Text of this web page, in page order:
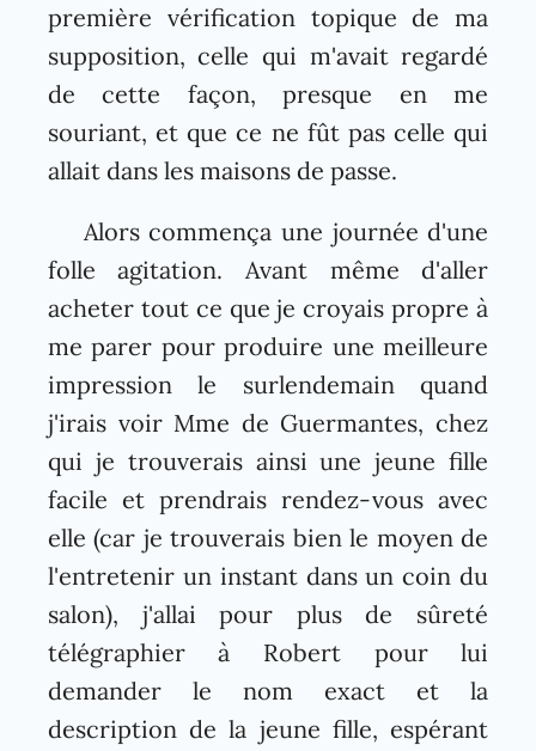
première vérification topique de ma
supposition, celle qui m'avait regardé
de cette façon, presque en me
souriant, et que ce ne fût pas celle qui
allait dans les maisons de passe.
Alors commença une journée d'une
folle agitation. Avant même d'aller
acheter tout ce que je croyais propre à
me parer pour produire une meilleure
impression le surlendemain quand
j'irais voir Mme de Guermantes, chez
qui je trouverais ainsi une jeune fille
facile et prendrais rendez-vous avec
elle (car je trouverais bien le moyen de
l'entretenir un instant dans un coin du
salon), j'allai pour plus de sûreté
télégraphier à Robert pour lui
demander le nom exact et la
description de la jeune fille, espérant